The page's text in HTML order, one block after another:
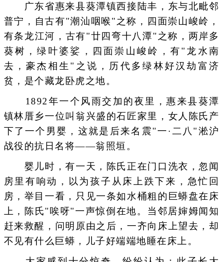
广东省惠来县葵潭镇西接陆丰，东与北毗邻
普宁，自古有"潮汕咽喉"之称，四面崇山峻岭，
有条龙江河，古有"廿四弯十八潭"之称，两岸多
葵树，绿叶婆娑，四面崇山峻岭，有"龙水南
去，豪杰相生"之说，历代多绿林好汉劫富济
贫，是个藏龙卧虎之地。
1892年一个风雨交加的夜里，惠来县葵潭
镇林厝乡一位叫翁兴盛的石匠家里，女人陈氏产
下了一个男婴，这就是后来名震"一·二八"淞沪
战役的抗日名将——翁照垣。
婴儿时，有一天，陈氏正在门口洗衣，忽闻
房里有响动，以为孩子从床上跌下来，急忙回
房，举目一看，只见一条如水桶粗的巨蟒盘在床
上，陈氏"唉呀"一声惊倒在地。当邻居婶姆闻知
赶来救醒，问明原由之后，一齐向床上望去，却
不见有什么巨蟒，儿子好端端地睡在床上。